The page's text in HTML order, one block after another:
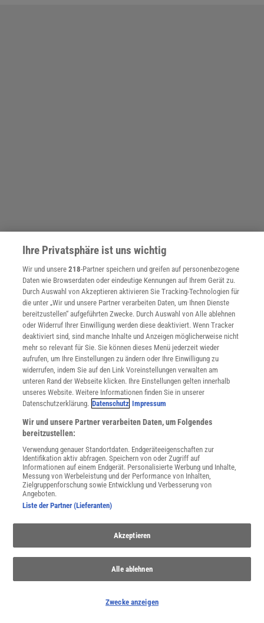
THEMENKANÄLE
Entdecken Sie die faszinierenden Eigenschaften und die
Bedeutung des Erdmantels für die Geologie unseres Planeten
Ihre Privatsphäre ist uns wichtig
Wir und unsere218-Partner speichern und greifen auf personenbezogene
Daten wie Browserdaten oder eindeutige Kennungen auf Ihrem Gerät zu.
Durch Auswahl von Akzeptieren aktivieren Sie Tracking-Technologien für
die unter „Wir und unsere Partner verarbeiten Daten, um Ihnen Dienste
bereitzustellen“ aufgeführten Zwecke. Durch Auswahl von Alle ablehnen
oder Widerruf Ihrer Einwilligung werden diese deaktiviert. Wenn Tracker
deaktiviert sind, sind manche Inhalte und Anzeigen möglicherweise nicht
mehr so relevant für Sie. Sie können dieses Menü jederzeit wieder
aufrufen, um Ihre Einstellungen zu ändern oder Ihre Einwilligung zu
widerrufen, indem Sie auf den Link Voreinstellungen verwalten am
unteren Rand der Webseite klicken. Ihre Einstellungen gelten innerhalb
unseres Website. Weitere Informationen finden Sie in unserer
Datenschutzerklärung. Datenschutz Impressum
Wir und unsere Partner verarbeiten Daten, um Folgendes
bereitzustellen:
Verwendung genauer Standortdaten. Endgeräteeigenschaften zur
Identifikation aktiv abfragen. Speichern von oder Zugriff auf
Informationen auf einem Endgerät. Personalisierte Werbung und Inhalte,
Messung von Werbeleistung und der Performance von Inhalten,
Zielgruppenforschung sowie Entwicklung und Verbesserung von
Angeboten.
Liste der Partner (Lieferanten)
Akzeptieren
Alle ablehnen
Zwecke anzeigen